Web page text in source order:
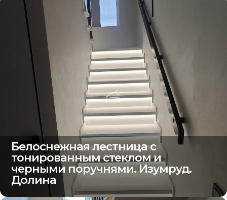
Белоснежная лестница с
тонированным стеклом и
черными поручнями. Изумруд.
Долина